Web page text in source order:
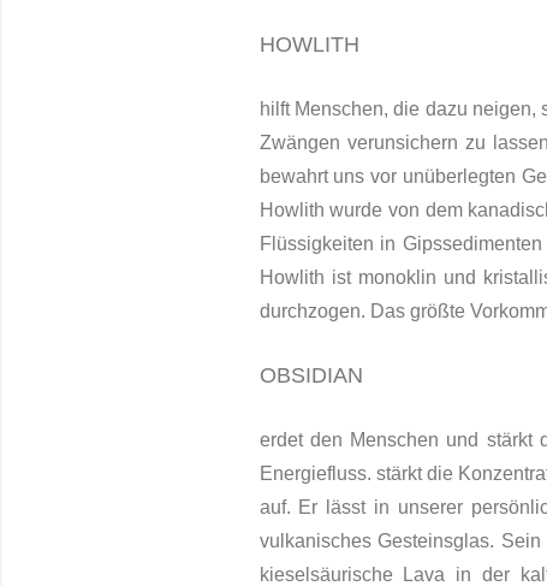
HOWLITH
hilft Menschen, die dazu
Zwängen verunsichern zu
bewahrt uns vor unüberlegten
Howlith wurde von dem
Flüssigkeiten in
Howlith ist monoklin und
durchzogen. Das größte
OBSIDIAN
erdet den Menschen und stärkt
Energiefluss. stärkt die
auf. Er lässt in unserer
vulkanisches Gesteinsglas.
kieselsäurische Lava in der